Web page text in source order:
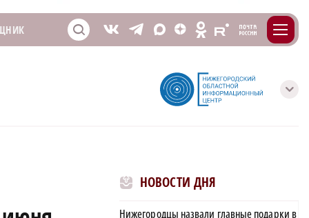
S V T X Z O E m
с
НОВОСТИ ДНЯ
Нижегородцы назвали главные подарки в